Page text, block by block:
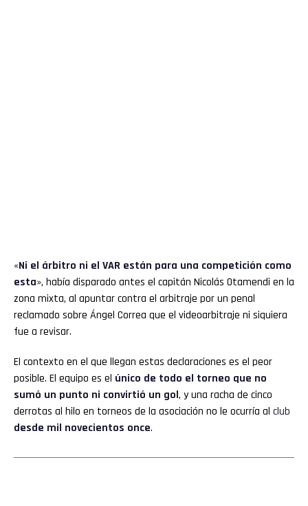
«Ni el árbitro ni el VAR están para una competición como
esta», había disparado antes el capitán Nicolás Otamendi en la
zona mixta, al apuntar contra el arbitraje por un penal
reclamado sobre Ángel Correa que el videoarbitraje ni siquiera
fue a revisar.
El contexto en el que llegan estas declaraciones es el peor
posible. El equipo es el único de todo el torneo que no
sumó un punto ni convirtió un gol, y una racha de cinco
derrotas al hilo en torneos de la asociación no le ocurría al club
desde mil novecientos once.